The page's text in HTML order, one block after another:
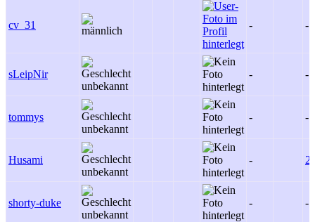
cv_31 - -
sLeipNir - -
tommys - -
Husami - 2
shorty-duke - -